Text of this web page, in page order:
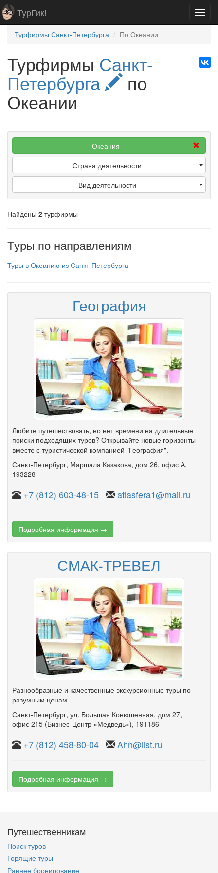
ТурГик!
Турфирмы Санкт-Петербурга По Океании
Турфирмы Санкт-
Петербурга по
Океании
Океания
Страна деятельности
Вид деятельности
Найдены 2 турфирмы
Туры по направлениям
Туры в Океанию из Санкт-Петербурга
География
Любите путешествовать, но нет времени на длительные
поиски подходящих туров? Открывайте новые горизонты
вместе с туристической компанией "География".
Санкт-Петербург, Маршала Казакова, дом 26, офис А,
193228
+7 (812) 603-48-15 atlasfera1@mail.ru
Подробная информация →
СМАК-ТРЕВЕЛ
Разнообразные и качественные экскурсионные туры по
разумным ценам.
Санкт-Петербург, ул. Большая Конюшенная, дом 27,
офис 215 (Бизнес-Центр «Медведь»), 191186
+7 (812) 458-80-04 Ahn@list.ru
Подробная информация →
Путешественникам
Поиск туров
Горящие туры
Раннее бронирование